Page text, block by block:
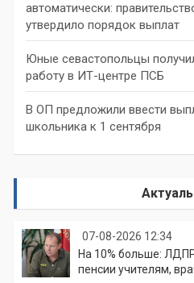
автоматически:
утвердило порядок выплат
Юные севастопольцы
работу в ИТ-центре ПСБ
В ОП предложили ввести
школьника к 1 сентября
07-08-2026 12:34
На 10% больше:
пенсии учителям,